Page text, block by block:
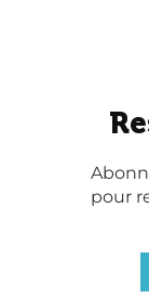
pour